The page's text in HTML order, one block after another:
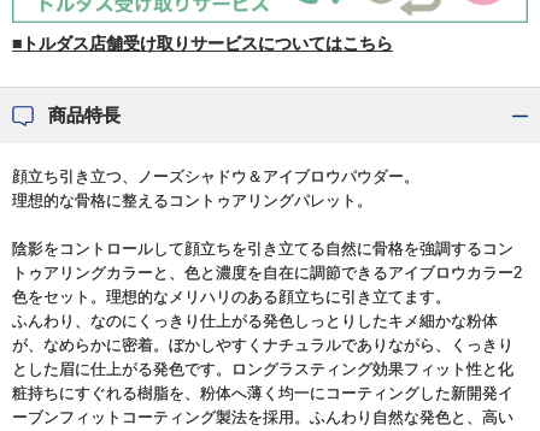
■トルダス店舗受け取りサービスについてはこちら
商品特長
顔立ち引き立つ、ノーズシャドウ＆アイブロウパウダー。
理想的な骨格に整えるコントゥアリングパレット。
陰影をコントロールして顔立ちを引き立てる自然に骨格を強調するコン
トゥアリングカラーと、色と濃度を自在に調節できるアイブロウカラー2
色をセット。理想的なメリハリのある顔立ちに引き立てます。
ふんわり、なのにくっきり仕上がる発色しっとりしたキメ細かな粉体
が、なめらかに密着。ぼかしやすくナチュラルでありながら、くっきり
とした眉に仕上がる発色です。ロングラスティング効果フィット性と化
粧持ちにすぐれる樹脂を、粉体へ薄く均一にコーティングした新開発イ
ーブンフィットコーティング製法を採用。ふんわり自然な発色と、高い